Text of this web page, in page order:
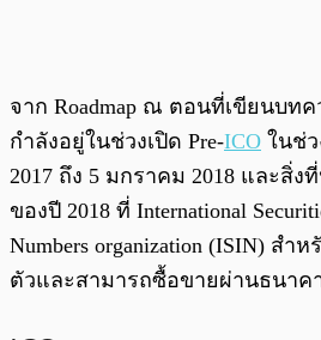
จาก Roadmap ณ ตอนที่เขียนบทค
กำลังอยู่ในช่วงเปิด Pre-ICO ในช่
2017 ถึง 5 มกราคม 2018 และสิ่ง
ของปี 2018 ที่ International
Numbers organization (ISIN) สำ
ตัวและสามารถซื้อขายผ่านธนาคา